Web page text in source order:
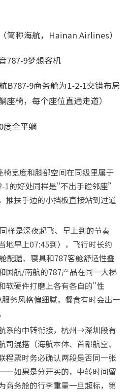
简称海航，Hainan Airlines）
787-9梦想客机
B787-9商务舱为1-2-1交错布局
座椅，每个座位直通走道）
度全平躺
椅宽度和膝部空间在同级里属于
1的好处同样是"不出手碰邻座”
扶手边的小挡板直接站到过道
样是深夜起飞、早上到的节奏
地早上07:45到），飞行时长约
配膳、寝具和787客舱舒适性叠
国航/南航的787产品在同一大梯
软硬件打磨上各有各自的"性
务风格偏细腻，餐食有时会出一
系的中转衔接，杭州→深圳段有
司混搭（海航本体、首都航空、
程票时务必确认两段是否同一张
如果是分开买的，中转时间留
商务舱的行李重量一旦超标，第